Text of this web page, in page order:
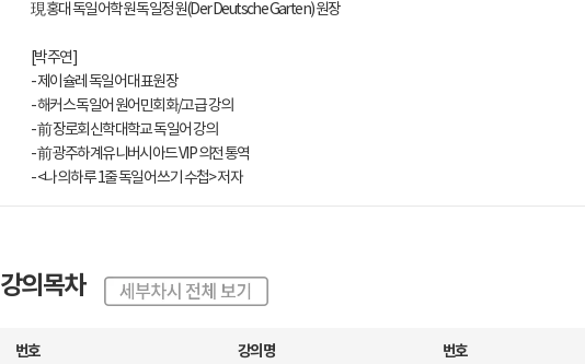
現 홍대 독일어학원 독일정원(Der Deutsche Garten) 원장
[박주연]
- 제이슐레 독일어 대표원장
- 해커스 독일어 원어민회화/고급 강의
- 前 장로회신학대학교 독일어 강의
- 前 광주하계유니버시아드 VIP 의전 통역
- <나의 하루 1줄 독일어 쓰기 수첩> 저자
강의목차
번호 강의명 번호